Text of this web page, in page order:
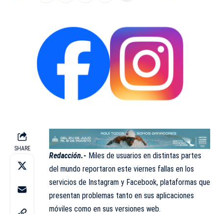
SHARE
Redacción.- Miles de usuarios en distintas partes
del mundo reportaron este viernes fallas en los
servicios de Instagram y Facebook, plataformas que
presentan problemas tanto en sus aplicaciones
móviles como en sus versiones web.